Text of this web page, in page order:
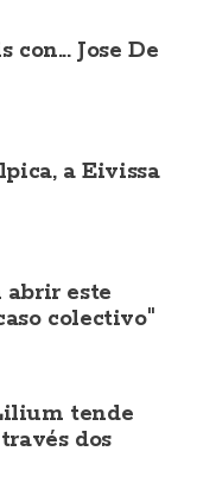
Jose De
a Eivissa
abrir este
colectivo"
tende
dos